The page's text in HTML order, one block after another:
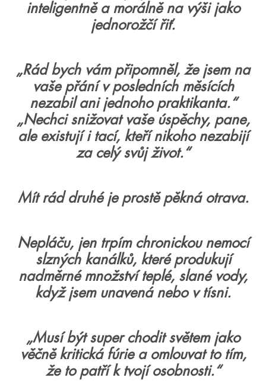
inteligentně a morálně na výši jako
jednorožčí řiť.
„Rád bych vám připomněl, že jsem na
vaše přání v posledních měsících
nezabil ani jednoho praktikanta.“
„Nechci snižovat vaše úspěchy, pane,
ale existují i tací, kteří nikoho nezabijí
za celý svůj život.“
Mít rád druhé je prostě pěkná otrava.
Nepláču, jen trpím chronickou nemocí
slzných kanálků, které produkují
nadměrné množství teplé, slané vody,
když jsem unavená nebo v tísni.
„Musí být super chodit světem jako
věčně kritická fúrie a omlouvat to tím,
že to patří k tvojí osobnosti.“